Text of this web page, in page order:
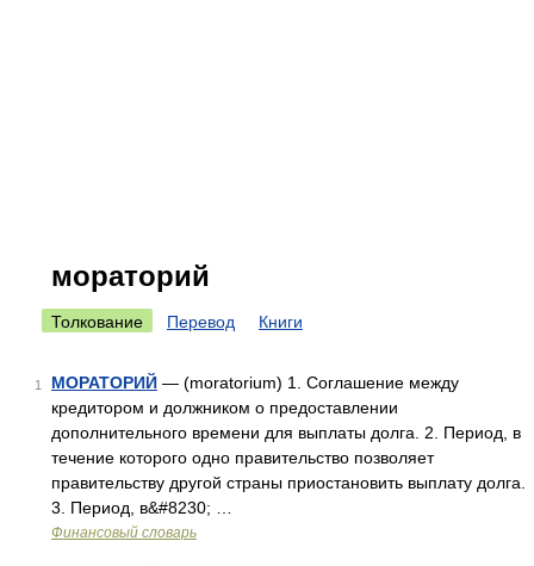
мораторий
Толкование Перевод Книги
1 МОРАТОРИЙ — (moratorium) 1. Соглашение между
кредитором и должником о предоставлении
дополнительного времени для выплаты долга. 2. Период, в
течение которого одно правительство позволяет
правительству другой страны приостановить выплату долга.
3. Период, в&#8230; …
Финансовый словарь